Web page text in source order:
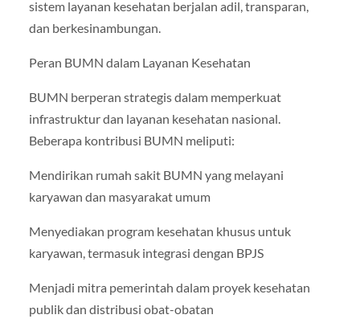
sistem layanan kesehatan berjalan adil, transparan,
dan berkesinambungan.
Peran BUMN dalam Layanan Kesehatan
BUMN berperan strategis dalam memperkuat
infrastruktur dan layanan kesehatan nasional.
Beberapa kontribusi BUMN meliputi:
Mendirikan rumah sakit BUMN yang melayani
karyawan dan masyarakat umum
Menyediakan program kesehatan khusus untuk
karyawan, termasuk integrasi dengan BPJS
Menjadi mitra pemerintah dalam proyek kesehatan
publik dan distribusi obat-obatan